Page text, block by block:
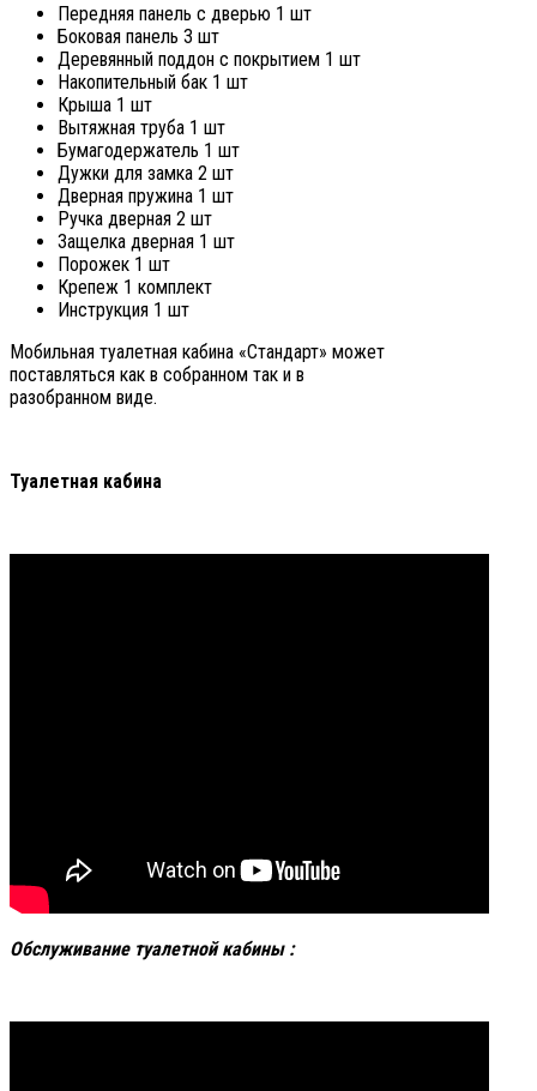
Передняя панель с дверью 1 шт
Боковая панель 3 шт
Деревянный поддон с покрытием 1 шт
Накопительный бак 1 шт
Крыша 1 шт
Вытяжная труба 1 шт
Бумагодержатель 1 шт
Дужки для замка 2 шт
Дверная пружина 1 шт
Ручка дверная 2 шт
Защелка дверная 1 шт
Порожек 1 шт
Крепеж 1 комплект
Инструкция 1 шт
Мобильная туалетная кабина «Стандарт» может
поставляться как в собранном так и в
разобранном виде.
Туалетная кабина
Обслуживание туалетной кабины :